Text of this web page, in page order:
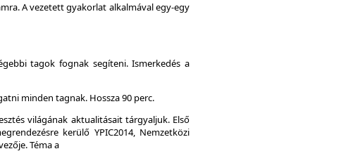
A vezetett gyakorlat alkalmával egy-egy
tagok fognak segíteni. Ismerkedés a
minden tagnak. Hossza 90 perc.
világának aktualitásait tárgyaljuk. Első
kerülő YPIC2014, Nemzetközi
Téma a